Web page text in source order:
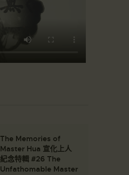
The Memories of
Master Hua 宣化上人
紀念特輯 #26 The
Unfathomable Master